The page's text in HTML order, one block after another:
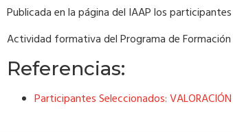
Publicada en la página del IAAP los
Actividad formativa del Programa de
Referencias:
Participantes Seleccionados: VALORACIÓN